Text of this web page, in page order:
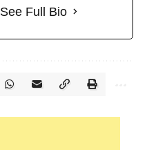
See Full Bio